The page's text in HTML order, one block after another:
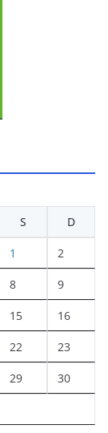
S D
1 2
8 9
15 16
22 23
29 30